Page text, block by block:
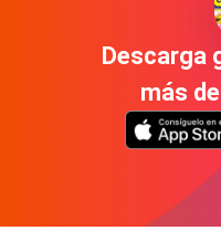
Descarga
más